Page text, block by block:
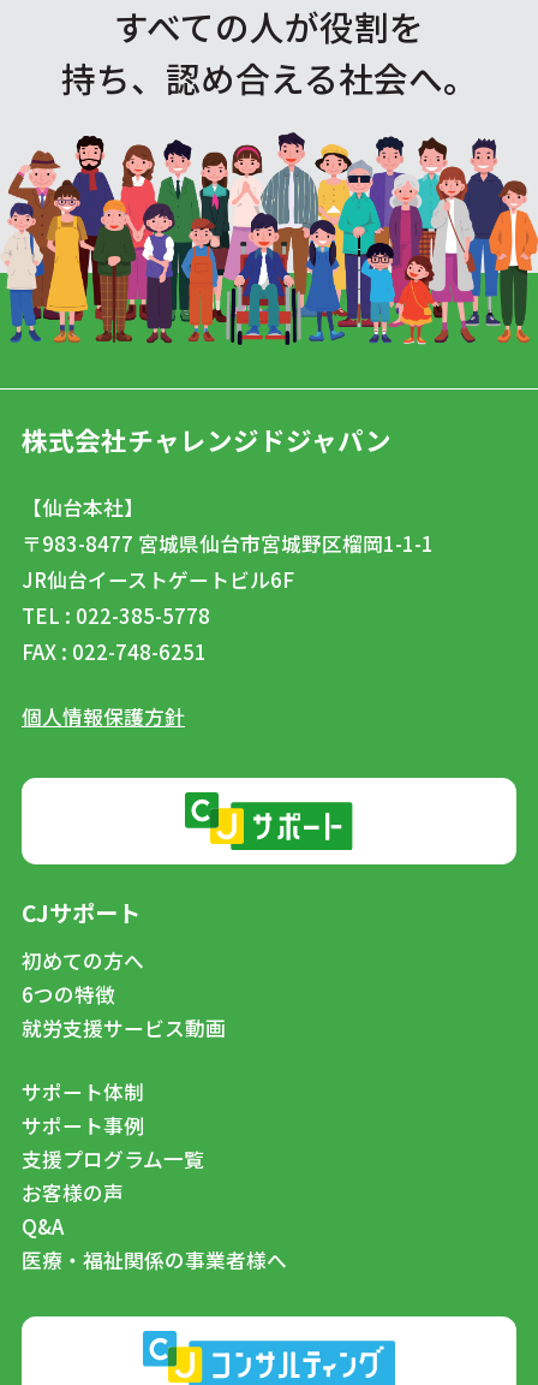
すべての人が役割を
持ち、認め合える社会へ。
株式会社チャレンジドジャパン
【仙台本社】
〒983-8477 宮城県仙台市宮城野区榴岡1-1-1
JR仙台イーストゲートビル6F
TEL : 022-385-5778
FAX : 022-748-6251
個人情報保護方針
CJサポート
初めての方へ
6つの特徴
就労支援サービス動画
サポート体制
サポート事例
支援プログラム一覧
お客様の声
Q&A
医療・福祉関係の事業者様へ